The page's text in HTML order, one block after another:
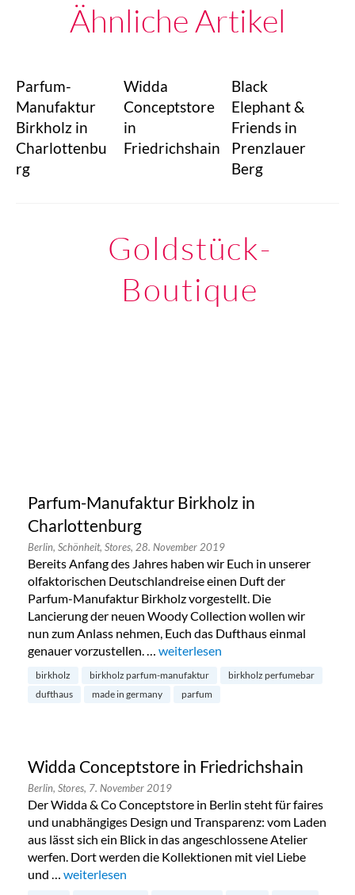
Ähnliche Artikel
Parfum-
Manufaktur
Birkholz in
Charlottenbu
rg
Widda
Conceptstore
in
Friedrichshain
Black
Elephant &
Friends in
Prenzlauer
Berg
Goldstück-
Boutique
Parfum-Manufaktur Birkholz in
Charlottenburg
Berlin, Schönheit, Stores, 28. November 2019
Bereits Anfang des Jahres haben wir Euch in unserer
olfaktorischen Deutschlandreise einen Duft der
Parfum-Manufaktur Birkholz vorgestellt. Die
Lancierung der neuen Woody Collection wollen wir
nun zum Anlass nehmen, Euch das Dufthaus einmal
genauer vorzustellen. … „Parfum-Manufaktur Birkholz in
weiterlesen
birkholz birkholz parfum-manufaktur
birkholz perfumebar
dufthaus
made in germany parfum
Widda Conceptstore in Friedrichshain
Berlin, Stores, 7. November 2019
Der Widda & Co Conceptstore in Berlin steht für faires
und unabhängiges Design und Transparenz: vom Laden
aus lässt sich ein Blick in das angeschlossene Atelier
werfen. Dort werden die Kollektionen mit viel Liebe
und … „Widda Conceptstore in Friedrichshain“
weiterlesen